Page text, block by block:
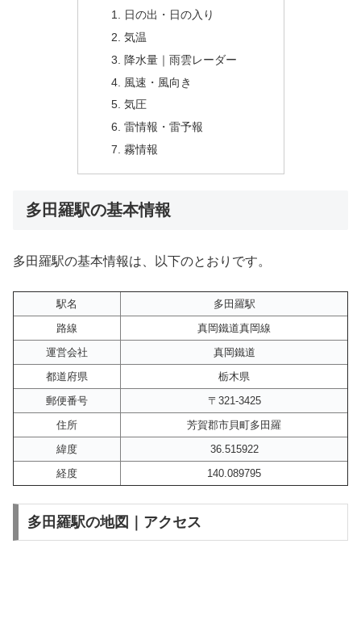
日の出・日の入り
気温
降水量｜雨雲レーダー
風速・風向き
気圧
雷情報・雷予報
霧情報
多田羅駅の基本情報
多田羅駅の基本情報は、以下のとおりです。
駅名
多田羅駅
路線
真岡鐵道真岡線
運営会社
真岡鐵道
都道府県
栃木県
郵便番号
〒321-3425
住所
芳賀郡市貝町多田羅
緯度
36.515922
経度
140.089795
多田羅駅の地図｜アクセス